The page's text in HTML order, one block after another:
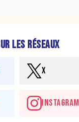
LES RÉSEAUX
X
INSTAGRAM